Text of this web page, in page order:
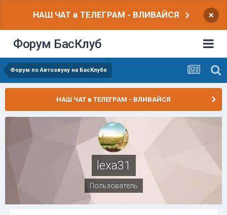
НАШ ЧАТ в ТЕЛЕГРАМ - ВЛИВАЙСЯ ×
Форум БасКлуб
Форум по Автозвуку на БасКлубе
НАШ ЧАТ в ТЕЛЕГРАМ - ВЛИВАЙСЯ
lexa31
Пользователь